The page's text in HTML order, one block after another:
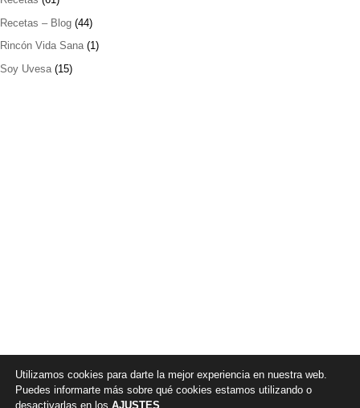
Recetas – Blog (44)
Rincón Vida Sana(1)
Soy Uvesa (15)
Utilizamos cookies para darte la mejor experiencia en nuestra web.
Puedes informarte más sobre qué cookies estamos utilizando o
desactivarlas en los AJUSTES